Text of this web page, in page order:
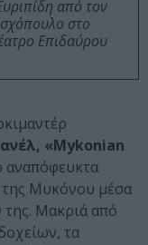
από τον
στο
Επιδαύρου
«Mykonian
αναπόφευκτα
της Μυκόνου μέσα
της. Μακριά από
τα